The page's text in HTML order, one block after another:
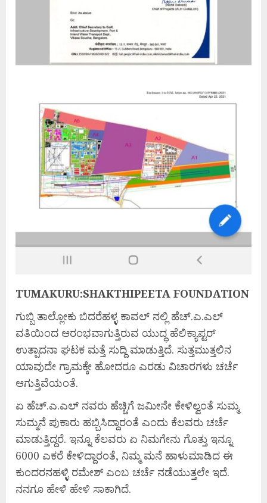
TUMAKURU:SHAKTHIPEETA FOUNDATION
ಗುಬ್ಬಿ ತಾಲ್ಲೋಕು ಬಿದರೆಹಳ್ಳ ಕಾವಲ್ ನಲ್ಲಿ ಹೆಚ್.ಎ.ಎಲ್
ವತಿಯಿಂದ ಆರಂಭವಾಗುತ್ತಿರುವ ಯುದ್ಧ ಹೆಲಿಕ್ಯಾಪ್ಟರ್
ಉತ್ಪಾದನಾ ಘಟಕ ಮತ್ತೆ ಸುದ್ದಿ ಮಾಡುತ್ತಿದೆ. ಸುತ್ತಮುತ್ತಲಿನ
ಯಾವುದೇ ಗ್ರಾಮಕ್ಕೇ ಹೋದರೂ ಎರಡು ವಿಚಾರಗಳು ಚರ್ಚೆ
ಆಗುತ್ತಿವೆಯಂತೆ.
ಏ ಹೆಚ್.ಎ.ಎಲ್ ನವರು ಹೆಚ್ಚಿಗೆ ಜಮೀನೇ ಕೇಳಿಲ್ವಂತೆ ಸುಮ್ಮ
ಸುಮ್ಮನೆ ಪುಕಾರು ಹಬ್ಬಿಸಿದ್ದಾರಂತೆ ಎಂದು ಕೆಲವರು ಚರ್ಚೆ
ಮಾಡುತ್ತಿದ್ದರೆ. ಇನ್ನೂ ಕೆಲವರು ಏ ನಿಮಗೇನು ಗೊತ್ತು ಇನ್ನೂ
6000 ಎಕರೆ ಕೇಳಿದ್ದಾರಂತೆ, ನಿಮ್ಮ ಮನೆ ಹಾಳುಮಾಡಿದ ಈ
ಕುಂದರನಹಳ್ಳಿ ರಮೇಶ್ ಎಂಬ ಚರ್ಚೆ ನಡೆಯುತ್ತಲೇ ಇದೆ.
ನನಗೂ ಹೇಳಿ ಹೇಳಿ ಸಾಕಾಗಿದೆ.